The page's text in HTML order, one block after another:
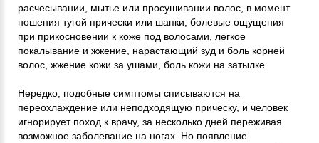
расчесывании, мытье или просушивании волос, в момент
ношения тугой прически или шапки, болевые ощущения
при прикосновении к коже под волосами, легкое
покалывание и жжение, нарастающий зуд и боль корней
волос, жжение кожи за ушами, боль кожи на затылке.
Нередко, подобные симптомы списываются на
переохлаждение или неподходящую прическу, и человек
игнорирует поход к врачу, за несколько дней переживая
возможное заболевание на ногах. Но появление